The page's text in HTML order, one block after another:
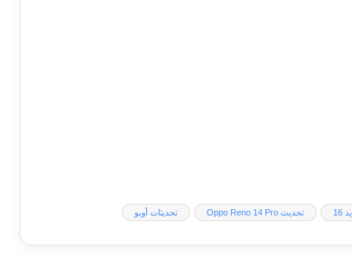
تحديث Oppo Reno 14 Pro تحديثات أوبو